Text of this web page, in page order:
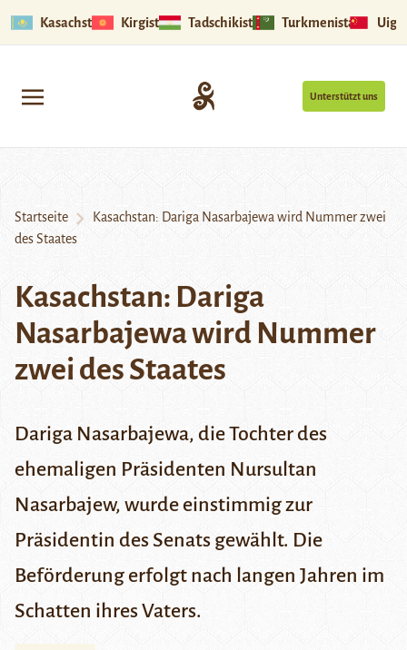
Kasachstan Kirgistan Tadschikistan Turkmenistan
Unterstützt uns
Startseite
Kasachstan: Dariga Nasarbajewa wird Nummer zwei
des Staates
Kasachstan: Dariga
Nasarbajewa wird Nummer
zwei des Staates
Dariga Nasarbajewa, die Tochter des
ehemaligen Präsidenten Nursultan
Nasarbajew, wurde einstimmig zur
Präsidentin des Senats gewählt. Die
Beförderung erfolgt nach langen Jahren im
Schatten ihres Vaters.